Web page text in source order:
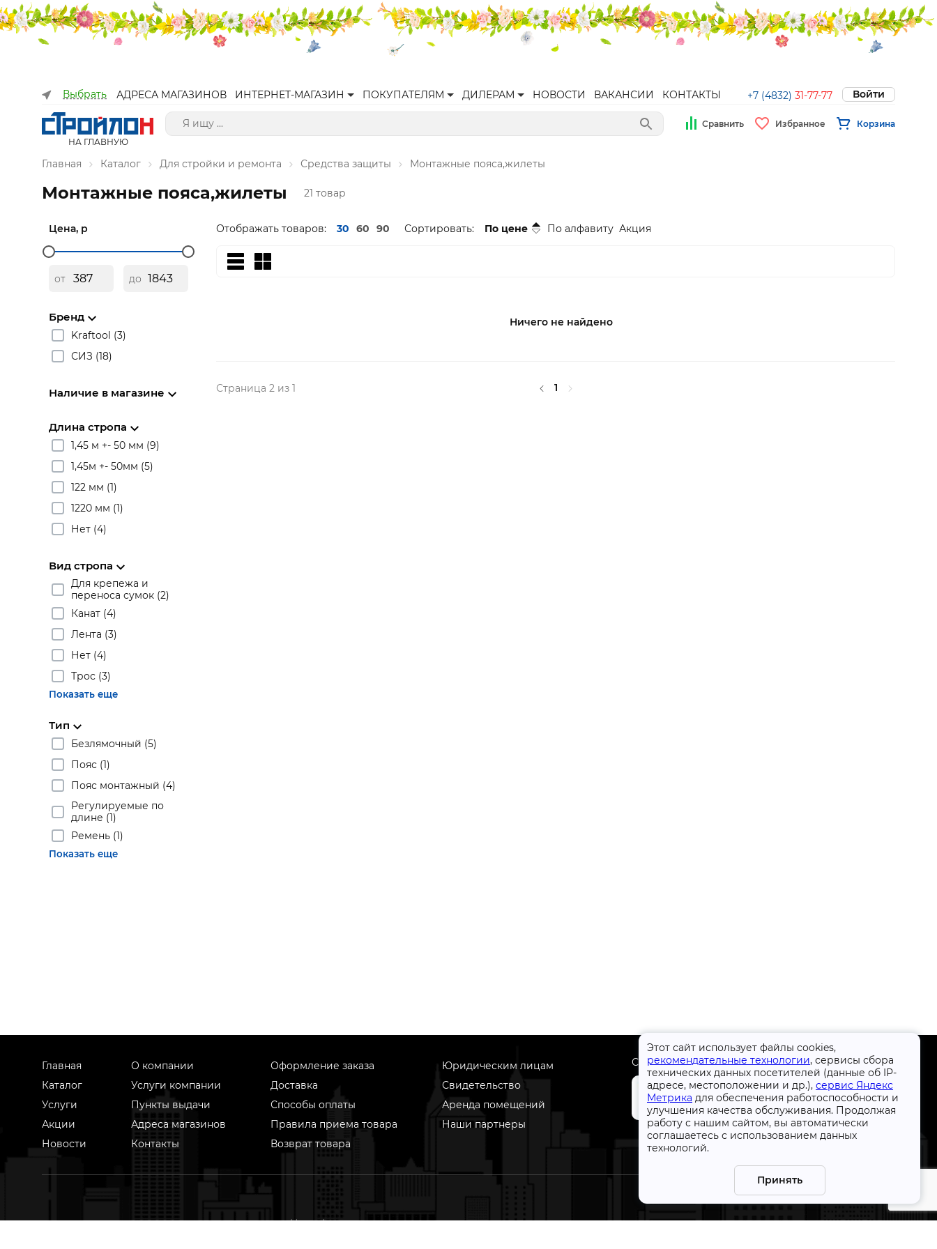
Выбрать АДРЕСА МАГАЗИНОВ ИНТЕРНЕТ-МАГАЗИН ПОКУПАТЕЛЯМ ДИЛЕРАМ НОВОСТИ ВАКАНСИИ КОНТАКТЫ +7 (4832) 31-77-77 Войти
НА ГЛАВНУЮ
Сравнить Избранное Корзина
Главная Каталог Для стройки и ремонта Средства защиты Монтажные пояса,жилеты
Этот сайт использует файлы cookies,
рекомендательные технологии, сервисы сбора
технических данных посетителей (данные об IP-
адресе, местоположении и др.), сервис Яндекс
Метрика для обеспечения работоспособности и
улучшения качества обслуживания. Продолжая
работу с нашим сайтом, вы автоматически
соглашаетесь с использованием данных
технологий.
Принять
Монтажные пояса,жилеты 21 товар
Цена, р
от до
Бренд
Kraftool (3)
СИЗ (18)
Наличие в магазине
Длина стропа
1,45 м +- 50 мм (9)
1,45м +- 50мм (5)
122 мм (1)
1220 мм (1)
Нет (4)
Вид стропа
Для крепежа и
переноса сумок (2)
Канат (4)
Лента (3)
Нет (4)
Трос (3)
Показать еще
Тип
Безлямочный (5)
Пояс (1)
Пояс монтажный (4)
Ре­гу­ли­ру­е­мые по
дли­не (1)
Ремень (1)
Показать еще
Отображать товаров: 30 60 90 Сортировать: По цене По алфавиту Акция
Ничего не найдено
Страница 2 из 1 1
Главная
Каталог
Услуги
Акции
Новости
О компании
Услуги компании
Пункты выдачи
Адреса магазинов
Контакты
Оформление заказа
Доставка
Способы оплаты
Правила приема товара
Возврат товара
Юридическим лицам
Свидетельство
Аренда помещений
Наши партнеры
Скачать приложение
+7 (4832) 31-77-77
На информационном ресурсе применяются рекомендательные